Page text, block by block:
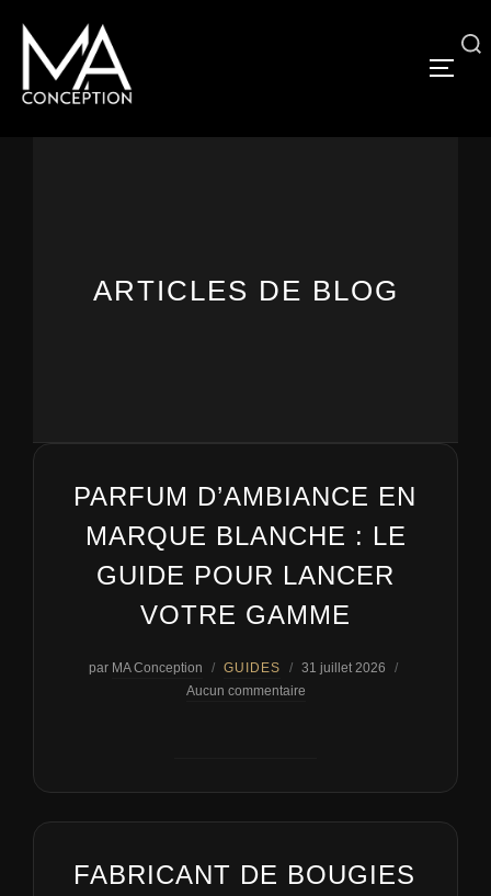
contenu
ARTICLES DE BLOG
PARFUM D’AMBIANCE EN
MARQUE BLANCHE : LE
GUIDE POUR LANCER
VOTRE GAMME
par MA Conception GUIDES
Publié
le
31 juillet 2026
Aucun commentaire
FABRICANT DE BOUGIES